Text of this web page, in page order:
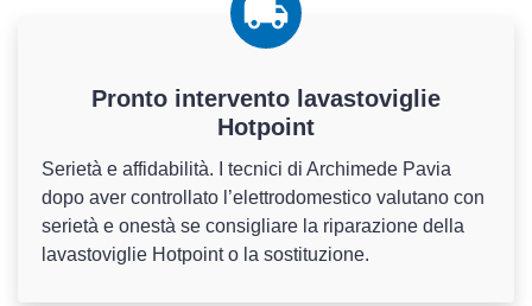
Pronto intervento lavastoviglie
Hotpoint
Serietà e affidabilità. I tecnici di Archimede Pavia
dopo aver controllato l’elettrodomestico valutano con
serietà e onestà se consigliare la riparazione della
lavastoviglie Hotpoint o la sostituzione.